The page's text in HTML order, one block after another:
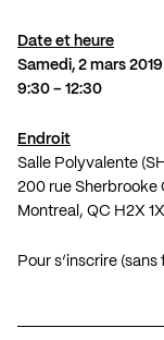
Date et heure
Samedi, 2 mars 2019
9:30 – 12:30
Endroit
Salle Polyvalente
200 rue Sherbrooke
Montreal, QC H2X
Pour s’inscrire (sans